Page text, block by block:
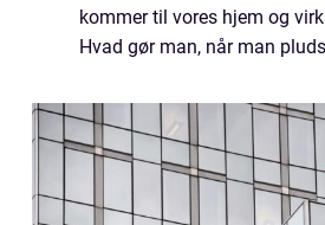
kommer til vores hjem og
Hvad gør man, når man